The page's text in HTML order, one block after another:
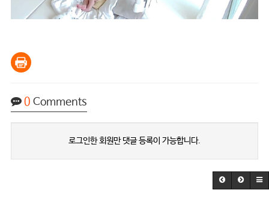
0 Comments
로그인한 회원만 댓글 등록이 가능합니다.